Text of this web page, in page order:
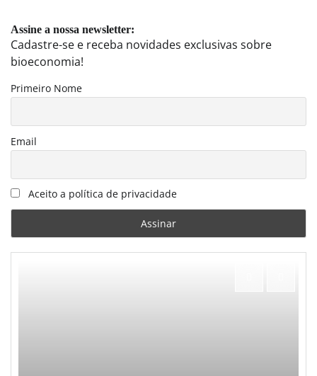
Assine a nossa newsletter:
Cadastre-se e receba novidades exclusivas sobre
bioeconomia!
Primeiro Nome
Email
Aceito a política de privacidade